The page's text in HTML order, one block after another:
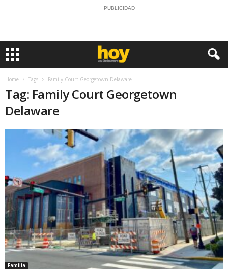
PUBLICIDAD
Home Tags Family Court Georgetown Delaware
Tag: Family Court Georgetown
Delaware
Familia